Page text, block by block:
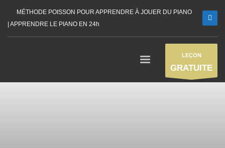
MÉTHODE POISSON POUR APPRENDRE À JOUER DU PIANO
| APPRENDRE LE PIANO EN 24h
LEÇON
GRATUITE